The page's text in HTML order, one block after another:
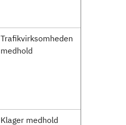
Trafikvirksomheden
medhold
Klager medhold